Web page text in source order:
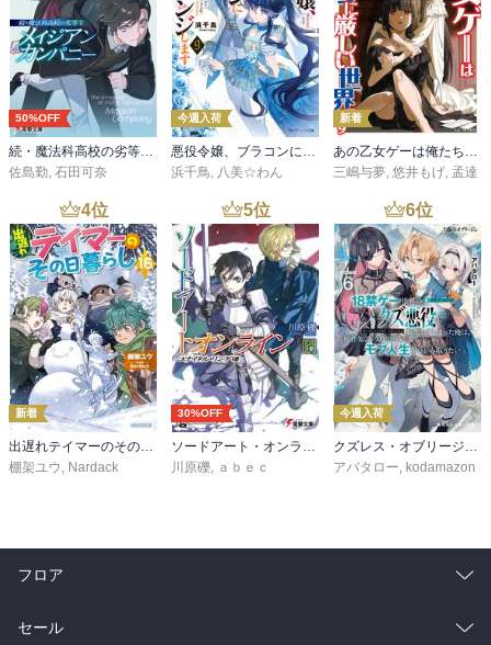
50%OFF
続・魔法科高校の劣等生 メイジアン・カンパニー(11)
佐島勤, 石田可奈
今週入荷
悪役令嬢、ブラコンにジョブチェンジします９【電子特典付き】
浜千鳥, 八美☆わん
新着
あの乙女ゲーは俺たちに厳しい世界です 6
三嶋与夢, 悠井もげ, 孟達
4位
新着
出遅れテイマーのその日暮らし 16
棚架ユウ, Nardack
5位
30%OFF
ソードアート・オンライン29 ユナイタル・リングVIII
川原礫, ａｂｅｃ
6位
今週入荷
クズレス・オブリージュ６ 18禁ゲー世界のクズ悪役に転生してしまった俺は、原作知識の力でどうしてもモブ人生をつかみ取りたい【電子特別版】
アバタロー, kodamazon
フロア
総合
セール